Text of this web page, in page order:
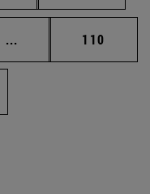
... Páginas intermedias
Página
110